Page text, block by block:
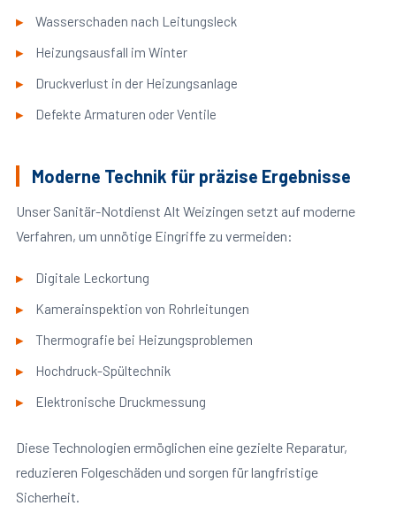
Wasserschaden nach Leitungsleck
Heizungsausfall im Winter
Druckverlust in der Heizungsanlage
Defekte Armaturen oder Ventile
Moderne Technik für präzise Ergebnisse
Unser Sanitär-Notdienst Alt Weizingen setzt auf moderne
Verfahren, um unnötige Eingriffe zu vermeiden:
Digitale Leckortung
Kamerainspektion von Rohrleitungen
Thermografie bei Heizungsproblemen
Hochdruck-Spültechnik
Elektronische Druckmessung
Diese Technologien ermöglichen eine gezielte Reparatur,
reduzieren Folgeschäden und sorgen für langfristige
Sicherheit.